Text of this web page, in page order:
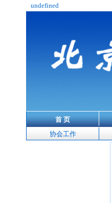
undefined
首 页
协会工作